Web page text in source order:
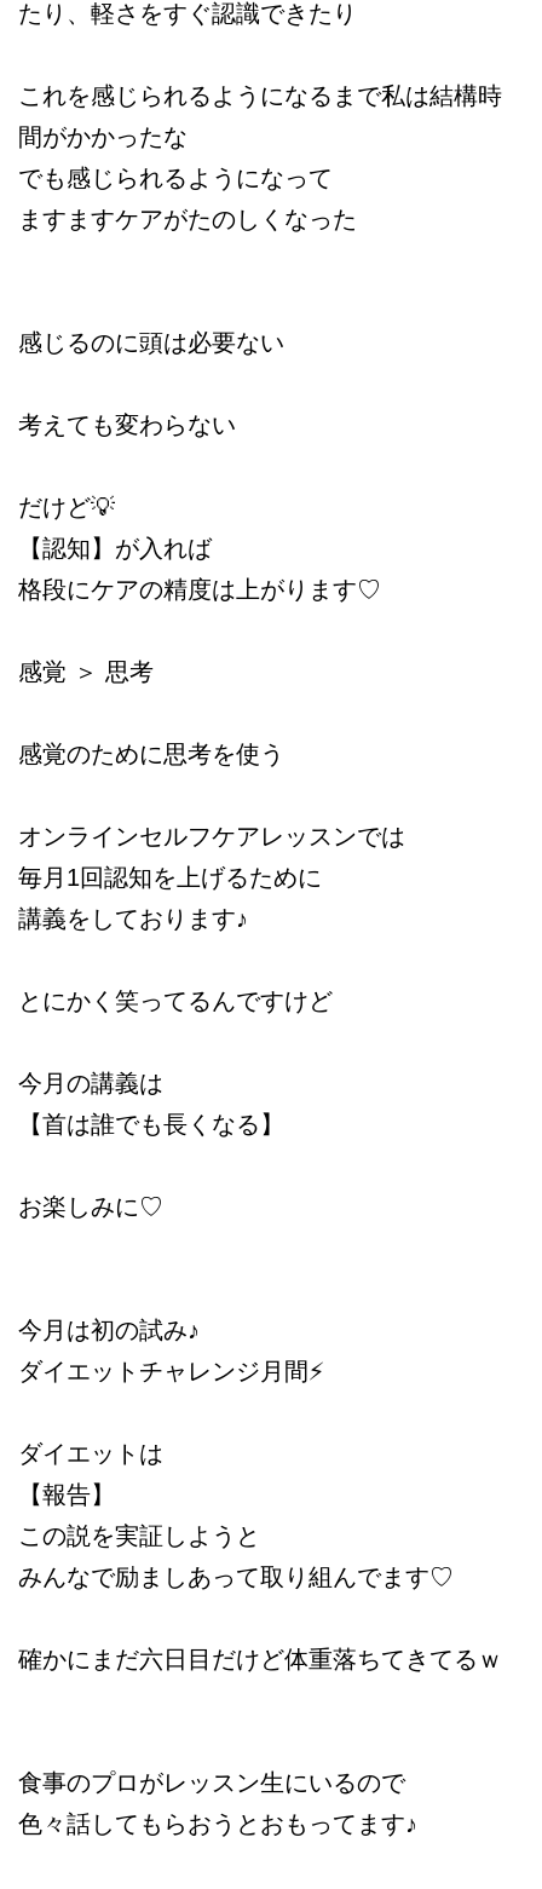
たり、軽さをすぐ認識できたり
これを感じられるようになるまで私は結構時
間がかかったな
でも感じられるようになって
ますますケアがたのしくなった
感じるのに頭は必要ない
考えても変わらない
だけど💡
【認知】が入れば
格段にケアの精度は上がります♡
感覚 ＞ 思考
感覚のために思考を使う
オンラインセルフケアレッスンでは
毎月1回認知を上げるために
講義をしております♪
とにかく笑ってるんですけど
今月の講義は
【首は誰でも長くなる】
お楽しみに♡
今月は初の試み♪
ダイエットチャレンジ月間⚡️
ダイエットは
【報告】
この説を実証しようと
みんなで励ましあって取り組んでます♡
確かにまだ六日目だけど体重落ちてきてるｗ
食事のプロがレッスン生にいるので
色々話してもらおうとおもってます♪